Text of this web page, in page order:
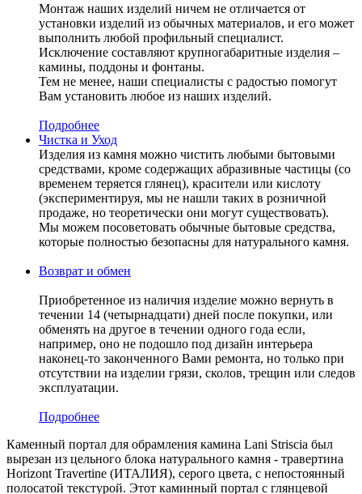
Монтаж наших изделий ничем не отличается от
установки изделий из обычных материалов, и его может
выполнить любой профильный специалист.
Исключение составляют крупногабаритные изделия –
камины, поддоны и фонтаны.
Тем не менее, наши специалисты с радостью помогут
Вам установить любое из наших изделий.
Подробнее
Чистка и Уход
Изделия из камня можно чистить любыми бытовыми
средствами, кроме содержащих абразивные частицы (со
временем теряется глянец), красители или кислоту
(экспериментируя, мы не нашли таких в розничной
продаже, но теоретически они могут существовать).
Мы можем посоветовать обычные бытовые средства,
которые полностью безопасны для натурального камня.
Возврат и обмен
Приобретенное из наличия изделие можно вернуть в
течении 14 (четырнадцати) дней после покупки, или
обменять на другое в течении одного года если,
например, оно не подошло под дизайн интерьера
наконец-то законченного Вами ремонта, но только при
отсутствии на изделии грязи, сколов, трещин или следов
эксплуатации.
Подробнее
Каменный портал для обрамления камина Lani Striscia был
вырезан из цельного блока натурального камня - травертина
Horizont Travertine (ИТАЛИЯ), серого цвета, c непостоянный
полосатой текстурой. Этот каминный портал с глянцевой